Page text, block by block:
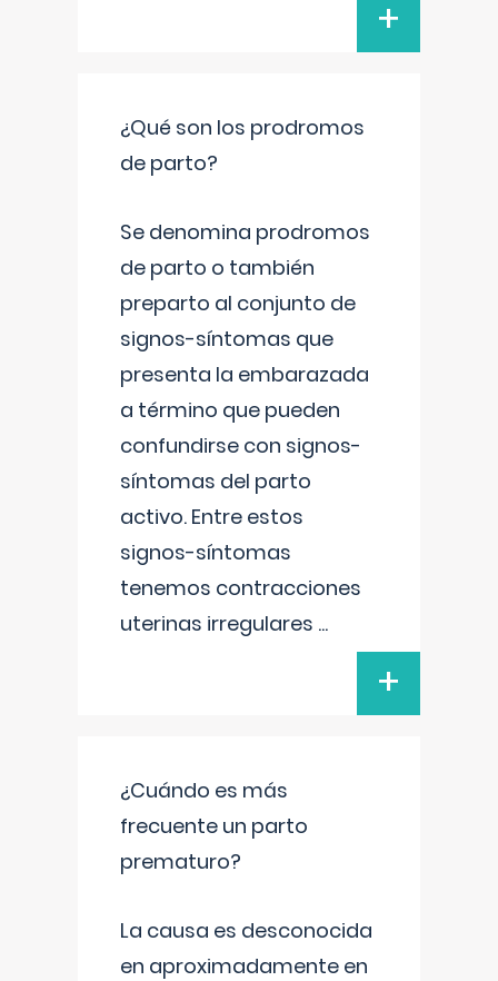
+
¿Qué son los prodromos
de parto?
Se denomina prodromos
de parto o también
preparto al conjunto de
signos-síntomas que
presenta la embarazada
a término que pueden
confundirse con signos-
síntomas del parto
activo. Entre estos
signos-síntomas
tenemos contracciones
uterinas irregulares ...
+
¿Cuándo es más
frecuente un parto
prematuro?
La causa es desconocida
en aproximadamente en